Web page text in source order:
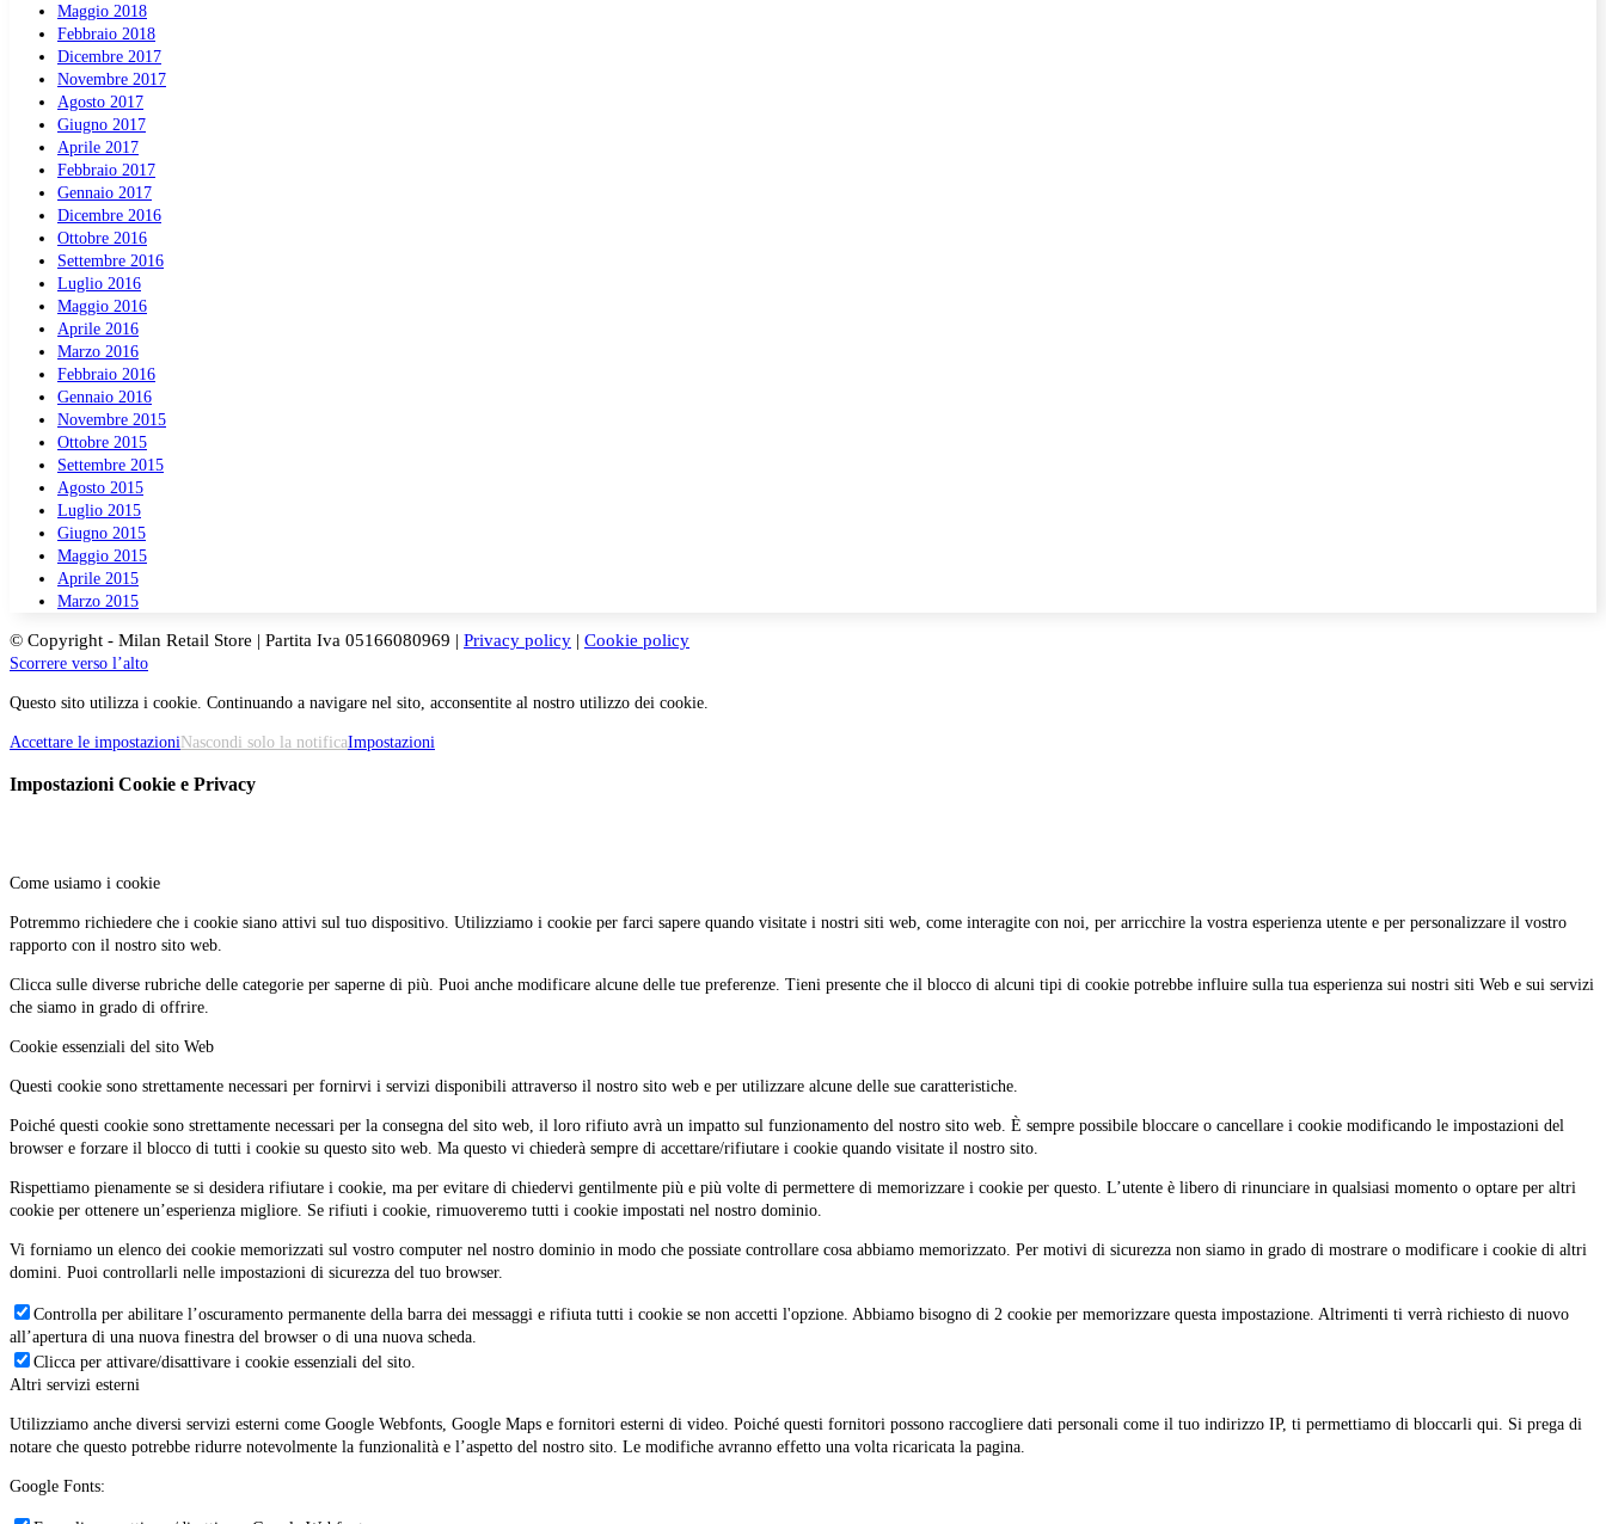
Maggio 2018
Febbraio 2018
Dicembre 2017
Novembre 2017
Agosto 2017
Giugno 2017
Aprile 2017
Febbraio 2017
Gennaio 2017
Dicembre 2016
Ottobre 2016
Settembre 2016
Luglio 2016
Maggio 2016
Aprile 2016
Marzo 2016
Febbraio 2016
Gennaio 2016
Novembre 2015
Ottobre 2015
Settembre 2015
Agosto 2015
Luglio 2015
Giugno 2015
Maggio 2015
Aprile 2015
Marzo 2015
© Copyright - Milan Retail Store | Partita Iva 05166080969 | Privacy policy | Cookie policy
Scorrere verso l’alto
Questo sito utilizza i cookie. Continuando a navigare nel sito, acconsentite al nostro utilizzo dei cookie.
Accettare le impostazioniNascondi solo la notificaImpostazioni
Impostazioni Cookie e Privacy
Come usiamo i cookie
Potremmo richiedere che i cookie siano attivi sul tuo dispositivo. Utilizziamo i cookie per farci sapere quando visitate i nostri siti web, come interagite con noi, per arricchire la vostra esperienza utente e per personalizzare il vostro
rapporto con il nostro sito web.
Clicca sulle diverse rubriche delle categorie per saperne di più. Puoi anche modificare alcune delle tue preferenze. Tieni presente che il blocco di alcuni tipi di cookie potrebbe influire sulla tua esperienza sui nostri siti Web e sui servizi
che siamo in grado di offrire.
Cookie essenziali del sito Web
Questi cookie sono strettamente necessari per fornirvi i servizi disponibili attraverso il nostro sito web e per utilizzare alcune delle sue caratteristiche.
Poiché questi cookie sono strettamente necessari per la consegna del sito web, il loro rifiuto avrà un impatto sul funzionamento del nostro sito web. È sempre possibile bloccare o cancellare i cookie modificando le impostazioni del
browser e forzare il blocco di tutti i cookie su questo sito web. Ma questo vi chiederà sempre di accettare/rifiutare i cookie quando visitate il nostro sito.
Rispettiamo pienamente se si desidera rifiutare i cookie, ma per evitare di chiedervi gentilmente più e più volte di permettere di memorizzare i cookie per questo. L’utente è libero di rinunciare in qualsiasi momento o optare per altri
cookie per ottenere un’esperienza migliore. Se rifiuti i cookie, rimuoveremo tutti i cookie impostati nel nostro dominio.
Vi forniamo un elenco dei cookie memorizzati sul vostro computer nel nostro dominio in modo che possiate controllare cosa abbiamo memorizzato. Per motivi di sicurezza non siamo in grado di mostrare o modificare i cookie di altri
domini. Puoi controllarli nelle impostazioni di sicurezza del tuo browser.
Controlla per abilitare l’oscuramento permanente della barra dei messaggi e rifiuta tutti i cookie se non accetti l'opzione. Abbiamo bisogno di 2 cookie per memorizzare questa impostazione. Altrimenti ti verrà richiesto di nuovo
all’apertura di una nuova finestra del browser o di una nuova scheda.
Clicca per attivare/disattivare i cookie essenziali del sito.
Altri servizi esterni
Utilizziamo anche diversi servizi esterni come Google Webfonts, Google Maps e fornitori esterni di video. Poiché questi fornitori possono raccogliere dati personali come il tuo indirizzo IP, ti permettiamo di bloccarli qui. Si prega di
notare che questo potrebbe ridurre notevolmente la funzionalità e l’aspetto del nostro sito. Le modifiche avranno effetto una volta ricaricata la pagina.
Google Fonts: